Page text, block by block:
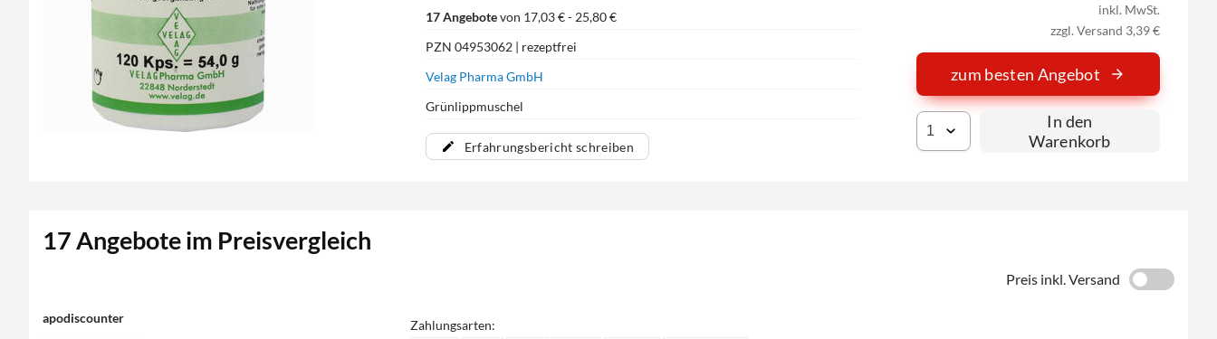
17 Angebotevon 17,03 € - 25,80 €
PZN 04953062 | rezeptfrei
Velag Pharma GmbH
Grünlippmuschel
Erfahrungsbericht schreiben
inkl. MwSt.
zzgl. Versand 3,39 €
zum besten Angebot
In den
Warenkorb
17 Angebote im Preisvergleich
Preis inkl. Versand
apodiscounter Zahlungsarten: